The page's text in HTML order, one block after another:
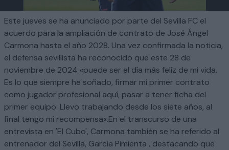
Este jueves se ha anunciado por parte del Sevilla FC el
acuerdo para la ampliación de contrato de José Ángel
Carmona hasta el año 2028. Una vez confirmada la noticia,
el defensa sevillista ha reconocido que este 28 de
noviembre de 2024 «puede ser el día más feliz de mi vida.
Es lo que siempre he soñado, firmar mi primer contrato
como jugador profesional aquí, pasar a tener ficha del
primer equipo. Llevo trabajando desde los siete años, al
final tengo mi recompensa«.En el transcurso de una
entrevista en 'El Cubo', Carmona también se ha referido al
entrenador del Sevilla, García Pimienta , destacando que